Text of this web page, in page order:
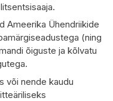
Ameerika Ühendriikide
(ning
õiguste ja kõlvatu
või nende kaudu